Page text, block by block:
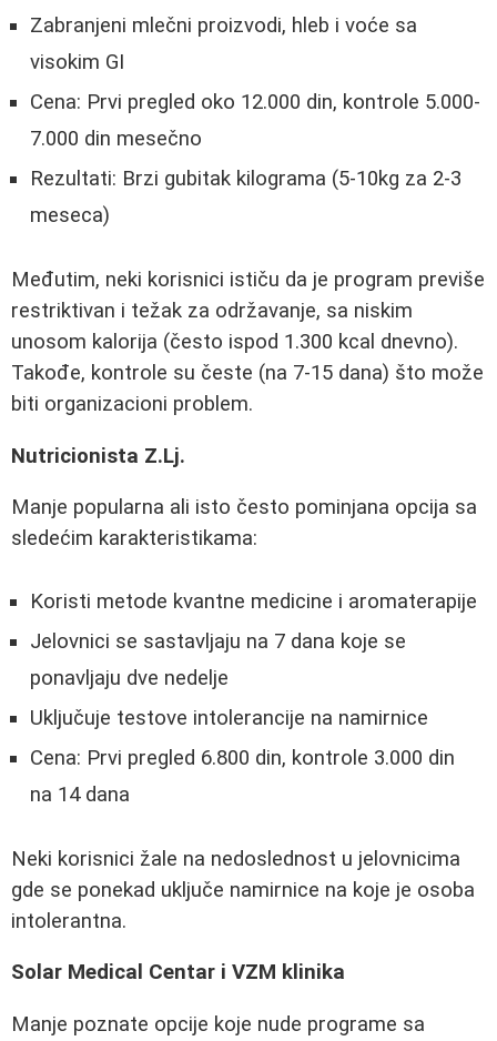
Zabranjeni mlečni proizvodi, hleb i voće sa
visokim GI
Cena: Prvi pregled oko 12.000 din, kontrole 5.000-
7.000 din mesečno
Rezultati: Brzi gubitak kilograma (5-10kg za 2-3
meseca)
Međutim, neki korisnici ističu da je program previše
restriktivan i težak za održavanje, sa niskim
unosom kalorija (često ispod 1.300 kcal dnevno).
Takođe, kontrole su česte (na 7-15 dana) što može
biti organizacioni problem.
Nutricionista Z.Lj.
Manje popularna ali isto često pominjana opcija sa
sledećim karakteristikama:
Koristi metode kvantne medicine i aromaterapije
Jelovnici se sastavljaju na 7 dana koje se
ponavljaju dve nedelje
Uključuje testove intolerancije na namirnice
Cena: Prvi pregled 6.800 din, kontrole 3.000 din
na 14 dana
Neki korisnici žale na nedoslednost u jelovnicima
gde se ponekad uključe namirnice na koje je osoba
intolerantna.
Solar Medical Centar i VZM klinika
Manje poznate opcije koje nude programe sa